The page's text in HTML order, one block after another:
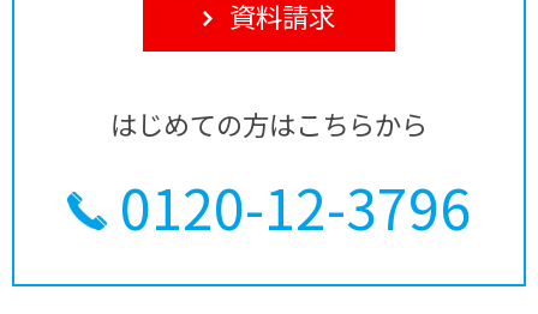
資料請求
はじめての方はこちらから
0120-12-3796